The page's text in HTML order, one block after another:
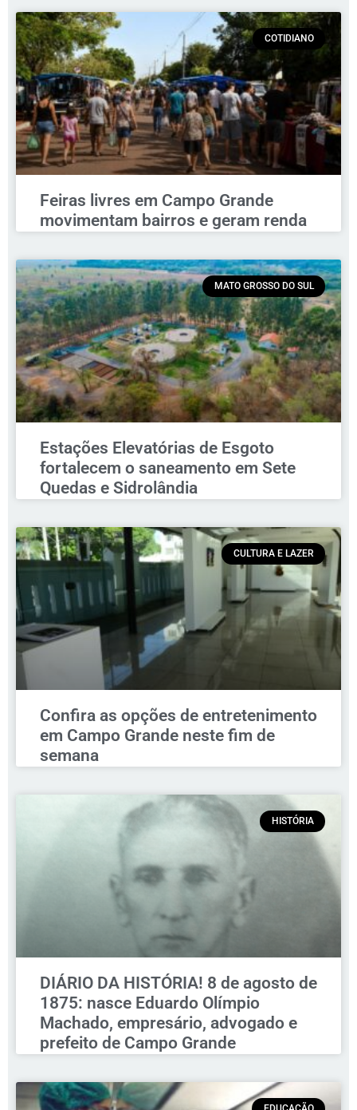
COTIDIANO
Feiras livres em Campo Grande
movimentam bairros e geram renda
MATO GROSSO DO SUL
Estações Elevatórias de Esgoto
fortalecem o saneamento em Sete
Quedas e Sidrolândia
CULTURA E LAZER
Confira as opções de entretenimento
em Campo Grande neste fim de
semana
HISTÓRIA
DIÁRIO DA HISTÓRIA! 8 de agosto de
1875: nasce Eduardo Olímpio
Machado, empresário, advogado e
prefeito de Campo Grande